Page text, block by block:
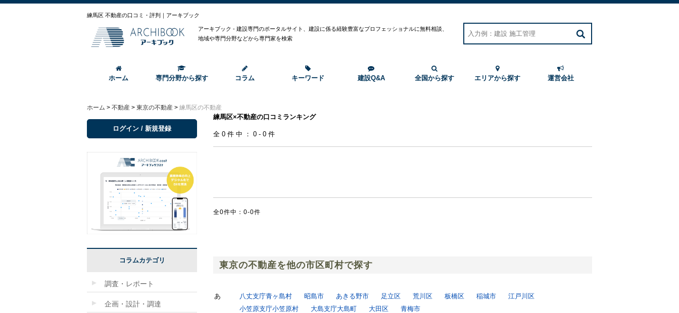
練馬区 不動産の口コミ・評判｜アーキブック
アーキブック - 建設専門のポータルサイト、建設に係る経験豊富なプロフェッショナルに無料相談、
地域や専門分野などから専門家を検索
ホーム 専門分野から探す コラム キーワード 建設Q&A 全国から探す エリアから探す 運営会社
ホーム > 不動産 > 東京の不動産 > 練馬区の不動産
練馬区×不動産の口コミランキング
全0件中：0-0件
全0件中：0-0件
東京の不動産を他の市区町村で探す
あ 八丈支庁青ヶ島村 昭島市 あきる野市 足立区 荒川区 板橋区 稲城市
江戸川区
小笠原支庁小笠原村
大島支庁大島町 大田区 青梅市
ログイン / 新規登録
コラムカテゴリ
調査・レポート
企画・設計・調達